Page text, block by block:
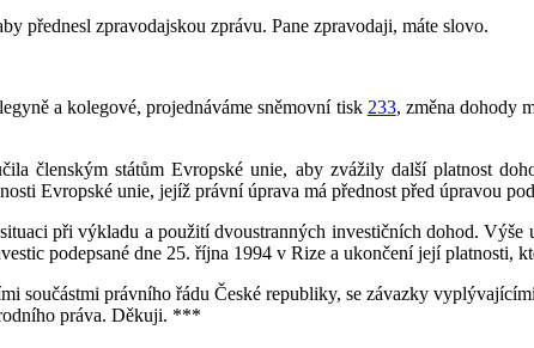
přednesl zpravodajskou zprávu. Pane zpravodaji, máte slovo.
a kolegové, projednáváme sněmovní tisk 233, změna dohody
členským státům Evropské unie, aby zvážily další platnost
Evropské unie, jejíž právní úprava má přednost před úpravou
při výkladu a použití dvoustranných investičních dohod.
podepsané dne 25. října 1994 v Rize a ukončení její platnosti,
součástmi právního řádu České republiky, se závazky
práva. Děkuji. ***